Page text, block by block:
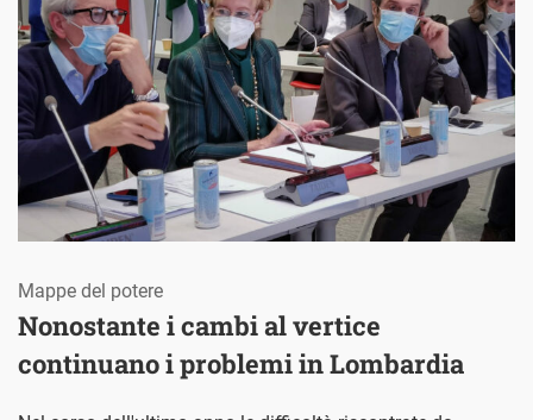
Nonostante i cambi al vertice
continuano i problemi in Lombardia
Mappe del potere